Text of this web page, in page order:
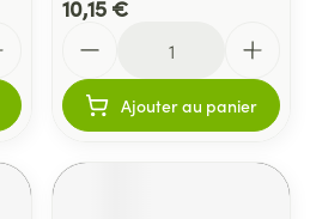
10,15 €
Ajouter au panier